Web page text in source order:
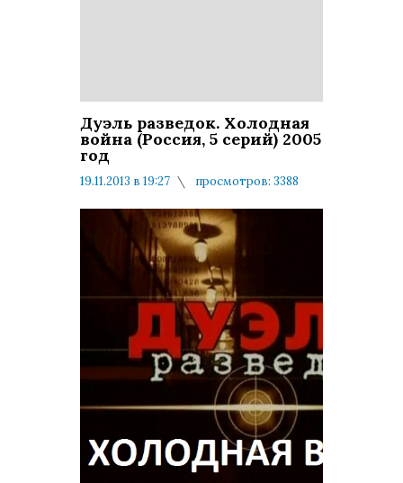
Дуэль разведок. Холодная
война (Россия, 5 серий) 2005
год
19.11.2013 в 19:27
просмотров: 3388